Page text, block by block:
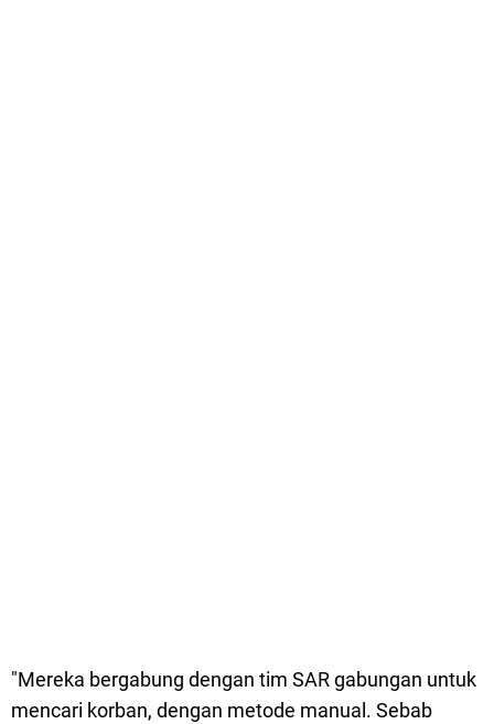
"Mereka bergabung dengan tim SAR gabungan untuk
mencari korban, dengan metode manual. Sebab